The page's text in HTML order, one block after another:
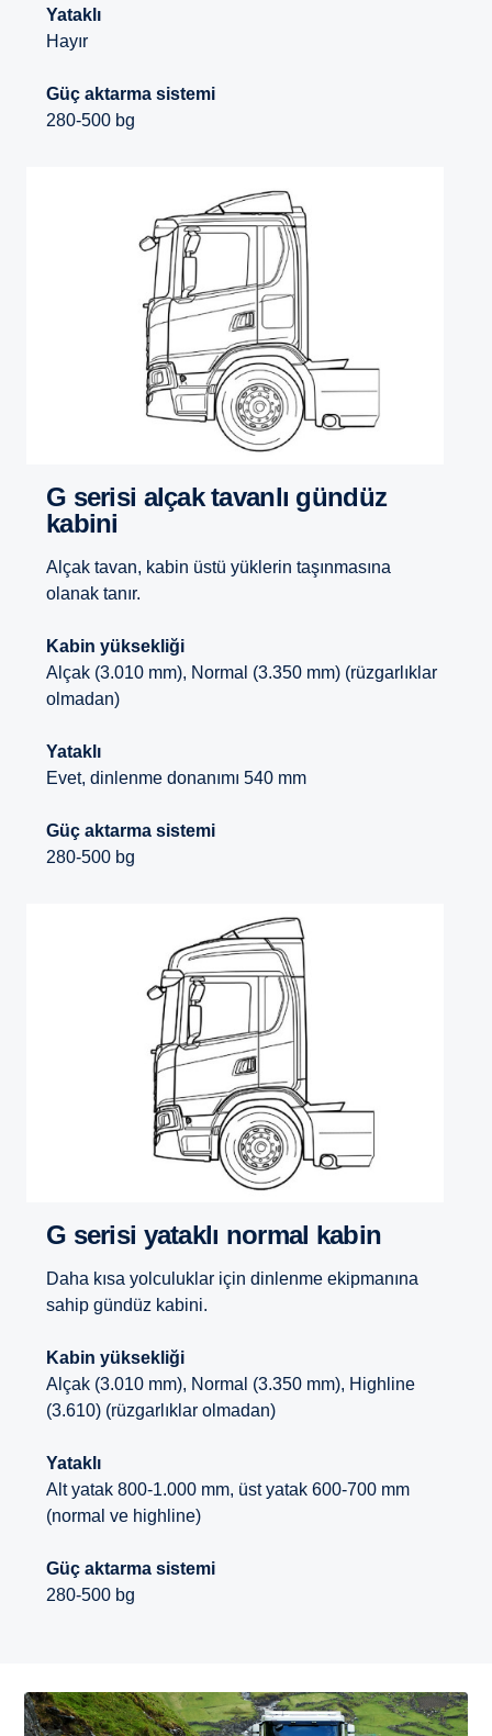
Yataklı
Hayır
Güç aktarma sistemi
280-500 bg
G serisi alçak tavanlı gündüz
kabini
Alçak tavan, kabin üstü yüklerin taşınmasına
olanak tanır.
Kabin yüksekliği
Alçak (3.010 mm), Normal (3.350 mm) (rüzgarlıklar
olmadan)
Yataklı
Evet, dinlenme donanımı 540 mm
Güç aktarma sistemi
280-500 bg
G serisi yataklı normal kabin
Daha kısa yolculuklar için dinlenme ekipmanına
sahip gündüz kabini.
Kabin yüksekliği
Alçak (3.010 mm), Normal (3.350 mm), Highline
(3.610) (rüzgarlıklar olmadan)
Yataklı
Alt yatak 800-1.000 mm, üst yatak 600-700 mm
(normal ve highline)
Güç aktarma sistemi
280-500 bg